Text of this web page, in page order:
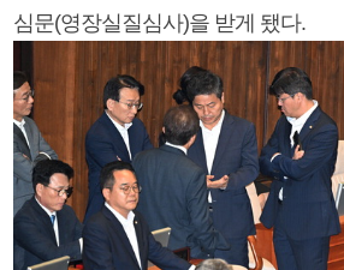
심문(영장실질심사)을 받게 됐다.